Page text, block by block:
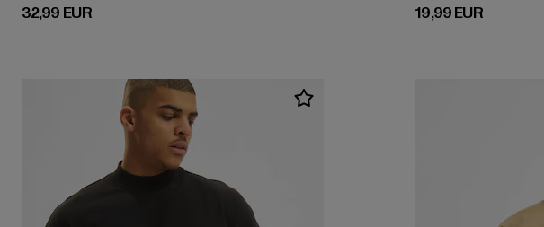
32,99 EUR
Ajankohtainen hinta: 32,99 EUR
19,99 EUR
Ajankohtainen hinta: